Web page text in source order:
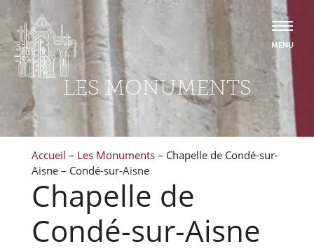
LES MONUMENTS
Accueil – Les Monuments – Chapelle de Condé-sur-
Aisne – Condé-sur-Aisne
Chapelle de
Condé-sur-Aisne